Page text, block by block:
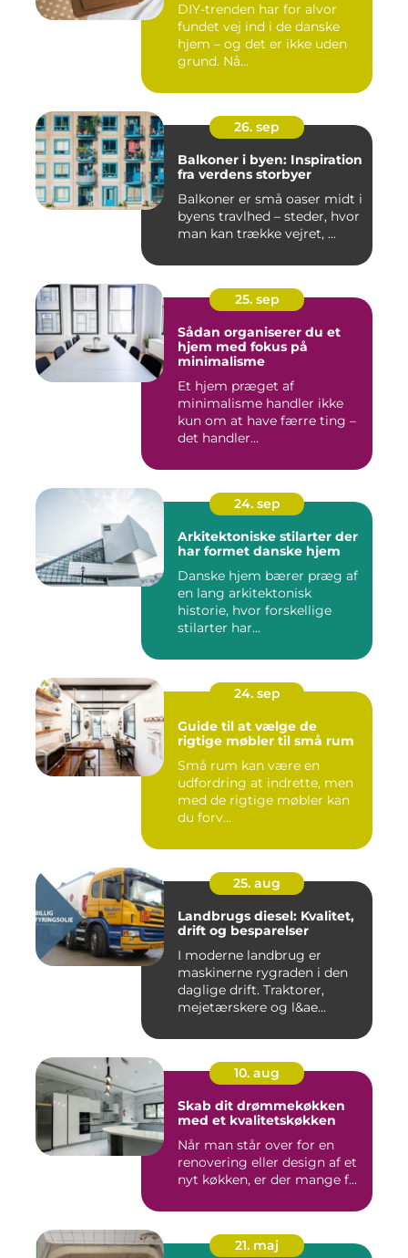
DIY-trenden har for alvor
fundet vej ind i de danske
hjem – og det er ikke uden
grund. Nå...
26. sep
Balkoner i byen: Inspiration
fra verdens storbyer
Balkoner er små oaser midt i
byens travlhed – steder, hvor
man kan trække vejret, ...
25. sep
Sådan organiserer du et
hjem med fokus på
minimalisme
Et hjem præget af
minimalisme handler ikke
kun om at have færre ting –
det handler...
24. sep
Arkitektoniske stilarter der
har formet danske hjem
Danske hjem bærer præg af
en lang arkitektonisk
historie, hvor forskellige
stilarter har...
24. sep
Guide til at vælge de
rigtige møbler til små rum
Små rum kan være en
udfordring at indrette, men
med de rigtige møbler kan
du forv...
25. aug
Landbrugs diesel: Kvalitet,
drift og besparelser
I moderne landbrug er
maskinerne rygraden i den
daglige drift. Traktorer,
mejetærskere og l&ae...
10. aug
Skab dit drømmekøkken
med et kvalitetskøkken
Når man står over for en
renovering eller design af et
nyt køkken, er der mange f...
21. maj